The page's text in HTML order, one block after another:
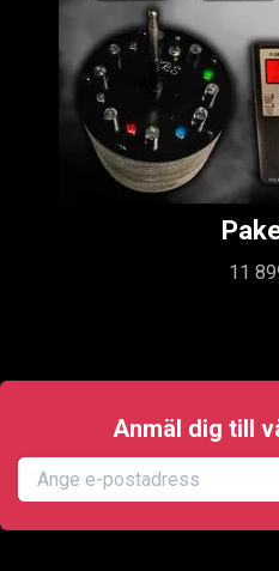
11
Anmäl dig till